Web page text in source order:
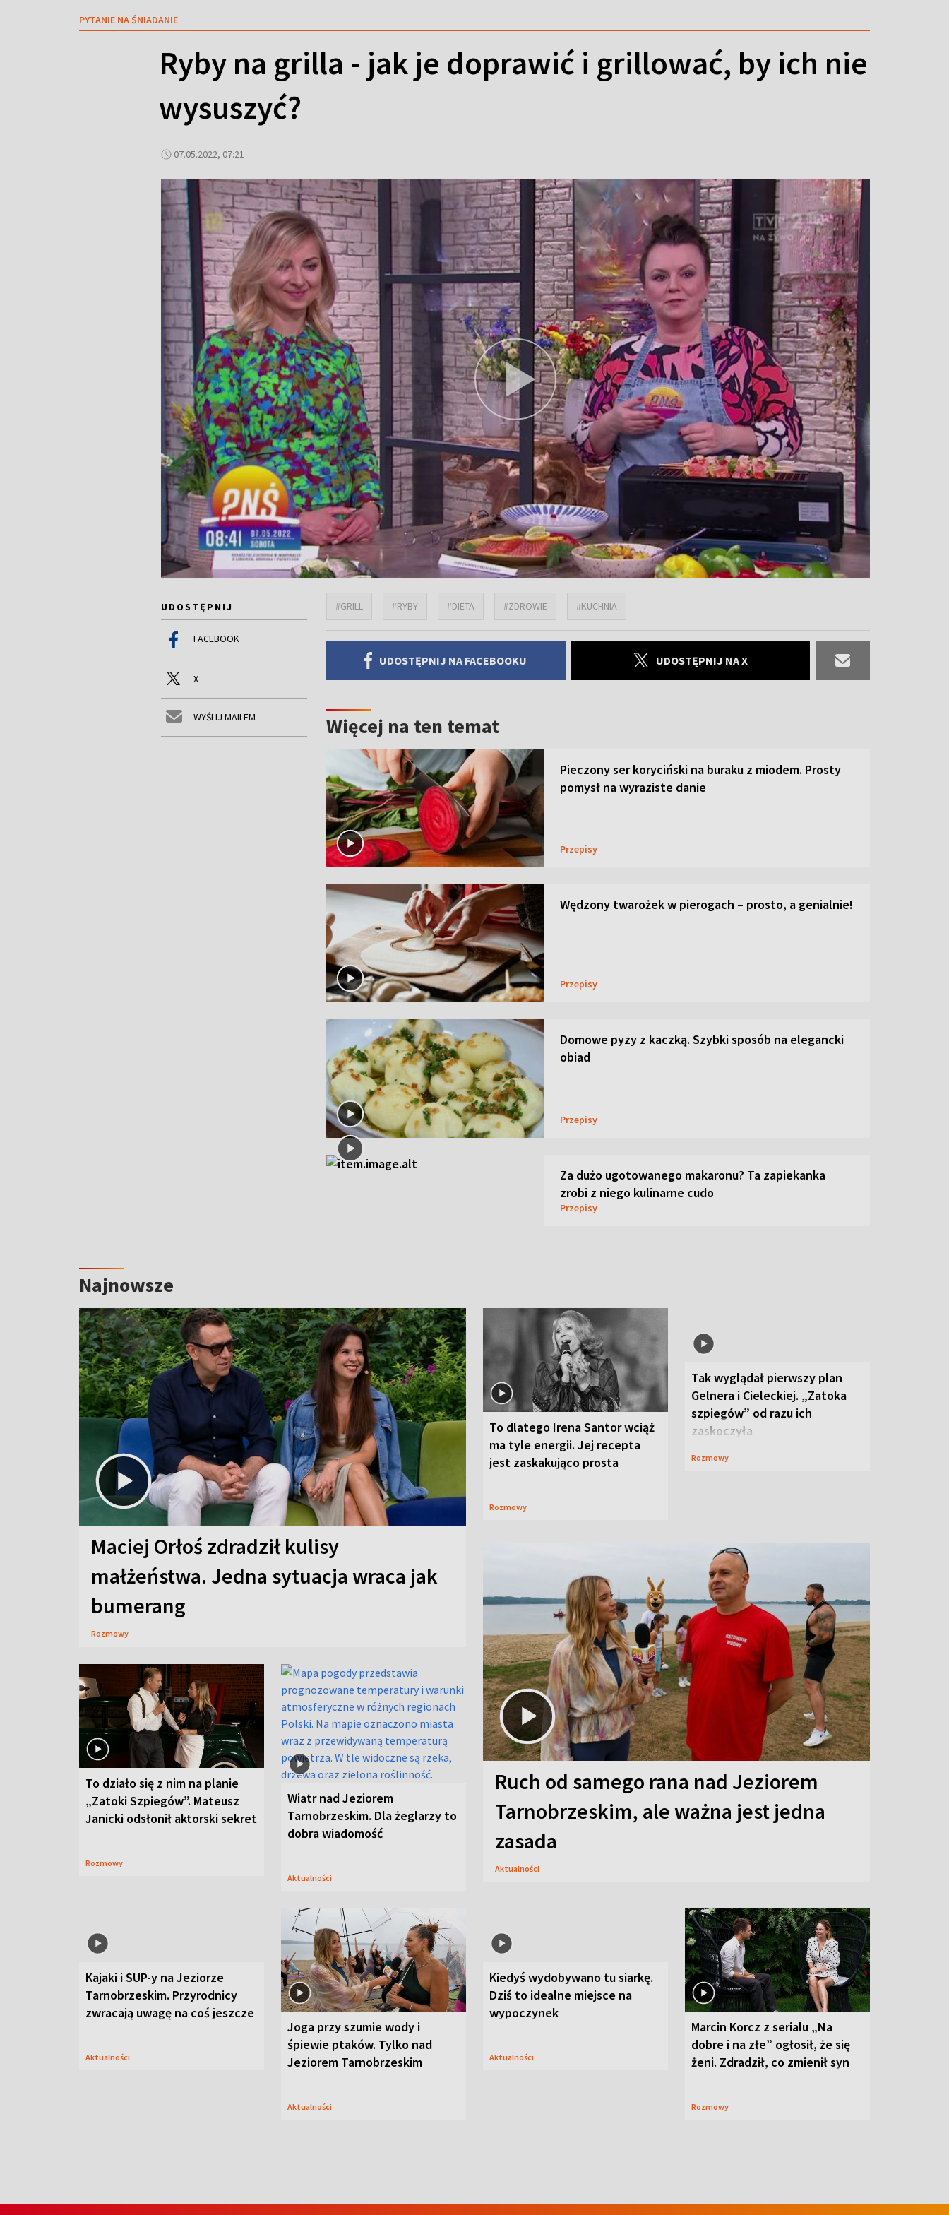
PYTANIE NA ŚNIADANIE
Ryby na grilla - jak je doprawić i grillować, by ich nie
wysuszyć?
07.05.2022, 07:21
UDOSTĘPNIJ
FACEBOOK
X
WYŚLIJ MAILEM
#GRILL #RYBY #DIETA #ZDROWIE #KUCHNIA
UDOSTĘPNIJ NA FACEBOOKU UDOSTĘPNIJ NA X
Więcej na ten temat
Pieczony ser koryciński na buraku z miodem. Prosty
pomysł na wyraziste danie
Przepisy
Wędzony twarożek w pierogach – prosto, a genialnie!
Przepisy
Domowe pyzy z kaczką. Szybki sposób na elegancki
obiad
Przepisy
Za dużo ugotowanego makaronu? Ta zapiekanka
zrobi z niego kulinarne cudo
Przepisy
Najnowsze
Maciej Orłoś zdradził kulisy
małżeństwa. Jedna sytuacja wraca jak
bumerang
Rozmowy
To dlatego Irena Santor wciąż
ma tyle energii. Jej recepta
jest zaskakująco prosta
Rozmowy
Tak wyglądał pierwszy plan
Gelnera i Cieleckiej. „Zatoka
szpiegów” od razu ich
zaskoczyła
Rozmowy
To działo się z nim na planie
„Zatoki Szpiegów”. Mateusz
Janicki odsłonił aktorski sekret
Rozmowy
Wiatr nad Jeziorem
Tarnobrzeskim. Dla żeglarzy to
dobra wiadomość
Aktualności
Ruch od samego rana nad Jeziorem
Tarnobrzeskim, ale ważna jest jedna
zasada
Aktualności
Kajaki i SUP-y na Jeziorze
Tarnobrzeskim. Przyrodnicy
zwracają uwagę na coś jeszcze
Aktualności
Joga przy szumie wody i
śpiewie ptaków. Tylko nad
Jeziorem Tarnobrzeskim
Aktualności
Kiedyś wydobywano tu siarkę.
Dziś to idealne miejsce na
wypoczynek
Aktualności
Marcin Korcz z serialu „Na
dobre i na złe” ogłosił, że się
żeni. Zdradził, co zmienił syn
Rozmowy